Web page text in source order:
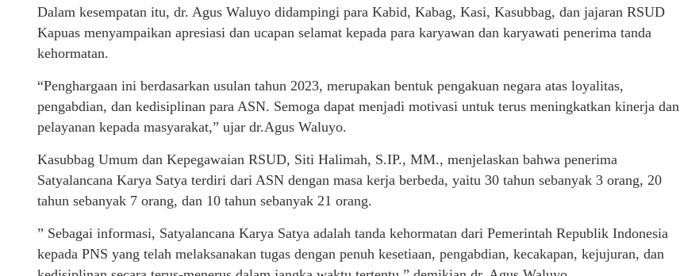
Dalam kesempatan itu, dr. Agus Waluyo didampingi para Kabid, Kabag, Kasi, Kasubbag, dan jajaran RSUD
Kapuas menyampaikan apresiasi dan ucapan selamat kepada para karyawan dan karyawati penerima tanda
kehormatan.
“Penghargaan ini berdasarkan usulan tahun 2023, merupakan bentuk pengakuan negara atas loyalitas,
pengabdian, dan kedisiplinan para ASN. Semoga dapat menjadi motivasi untuk terus meningkatkan kinerja dan
pelayanan kepada masyarakat,” ujar dr.Agus Waluyo.
Kasubbag Umum dan Kepegawaian RSUD, Siti Halimah, S.IP., MM., menjelaskan bahwa penerima
Satyalancana Karya Satya terdiri dari ASN dengan masa kerja berbeda, yaitu 30 tahun sebanyak 3 orang, 20
tahun sebanyak 7 orang, dan 10 tahun sebanyak 21 orang.
” Sebagai informasi, Satyalancana Karya Satya adalah tanda kehormatan dari Pemerintah Republik Indonesia
kepada PNS yang telah melaksanakan tugas dengan penuh kesetiaan, pengabdian, kecakapan, kejujuran, dan